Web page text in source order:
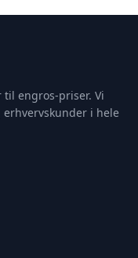
til engros-priser. Vi
i hele